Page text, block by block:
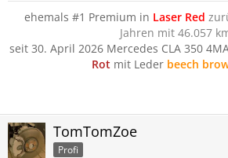
ehemals #1 Premium in Laser Red
Jahren mit 46.057
seit 30. April 2026 Mercedes CLA 350
Rot mit Leder beech
TomTomZoe
Profi